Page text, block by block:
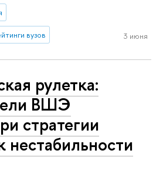
вузов 3 июня
рулетка:
ВШЭ
стратегии
нестабильности